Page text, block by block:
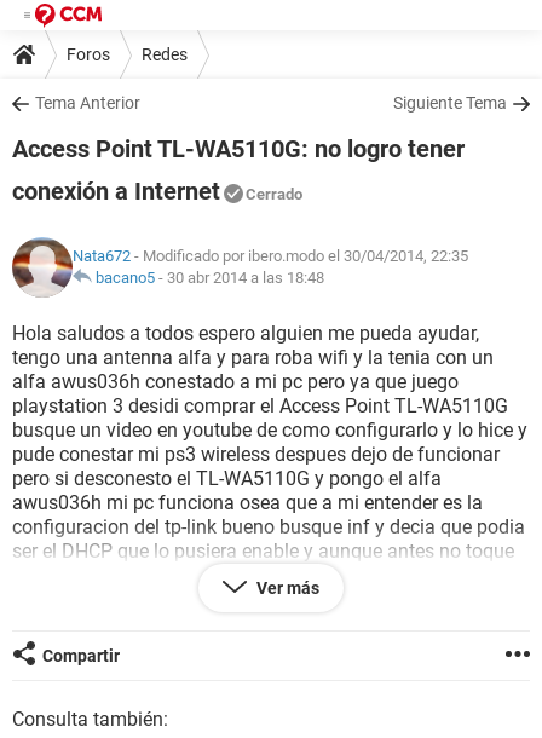
Foros Redes
Tema Anterior Siguiente Tema
Access Point TL-WA5110G: no logro tener
conexión a Internet
Cerrado
Nata672 - Modificado por ibero.modo el 30/04/2014, 22:35
bacano5 - 30 abr 2014 a las 18:48
Hola saludos a todos espero alguien me pueda ayudar,
tengo una antenna alfa y para roba wifi y la tenia con un
alfa awus036h conestado a mi pc pero ya que juego
playstation 3 desidi comprar el Access Point TL-WA5110G
busque un video en youtube de como configurarlo y lo hice y
pude conestar mi ps3 wireless despues dejo de funcionar
pero si desconesto el TL-WA5110G y pongo el alfa
awus036h mi pc funciona osea que a mi entender es la
configuracion del tp-link bueno busque inf y decia que podia
ser el DHCP que lo pusiera enable y aunque antes no toque
eso y me funcionaba pues lo puse enable y ahora mi ps3
logra conseguir la ip pero pero dice que no tiene conexion al
eso el tp-link se puede conestar directo con el ethernet?
Gracias les agradecere su ayuda
Ver más
Compartir
Consulta también: